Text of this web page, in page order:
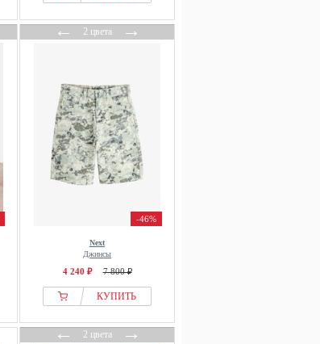
←2 цвета→
-46%
Next
Джинсы
4 240 ₽ 7 800 ₽
КУПИТЬ
←2 цвета→